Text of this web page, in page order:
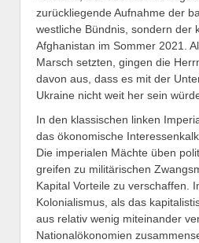
zurückliegende Aufnahme der
westliche Bündnis, sondern der
Afghanistan im Sommer 2021.
Marsch setzten, gingen die
davon aus, dass es mit der
Ukraine nicht weit her sein
In den klassischen linken
das ökonomische
Die imperialen Mächte üben
greifen zu militärischen
Kapital Vorteile zu verschaffen.
Kolonialismus, als das
aus relativ wenig miteinander
Nationalökonomien